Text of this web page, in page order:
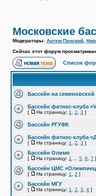
Московские
Модераторы: Артем Пенский
Сейчас этот форум
Список
Бассейн на семеновской
Бассейн фитнес-клуба
[ На страницу: 1 2 3 ]
Бассейн РГУФК
Бассейн фитнес-клуба
[ На страницу: 1 2 3 ]
Бассейн Олимп
[ На страницу: 1 5 6 7 ]
Бассейн ЦМС
[ На страницу: 1 2 ]
Бассейн МГУ
[ На страницу: 1 2 3 4 ]